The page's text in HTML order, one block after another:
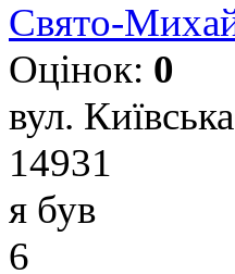
Свято-
Оцінок: 0
вул.
14931
я був
6